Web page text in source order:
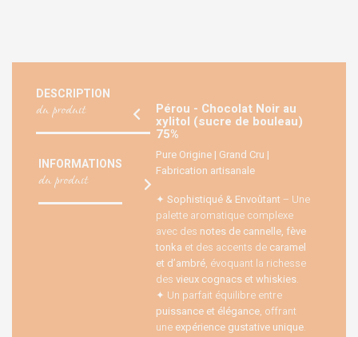
DESCRIPTION
du produit
INFORMATIONS
du produit
Pérou - Chocolat Noir au
xylitol (sucre de bouleau)
75%
Pure Origine | Grand Cru |
Fabrication artisanale
✦ Sophistiqué & Envoûtant– Une
palette aromatique complexe
avec des notes de cannelle, fève
tonka et des accents de caramel
et d’ambré, évoquant la richesse
des vieux cognacs et whiskies.
✦ Un parfait équilibre entre
puissance et élégance, offrant
une expérience gustative unique.